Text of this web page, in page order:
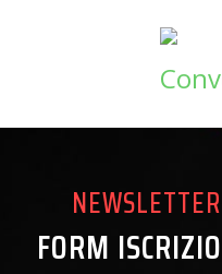
NEWSLETTER
FORM